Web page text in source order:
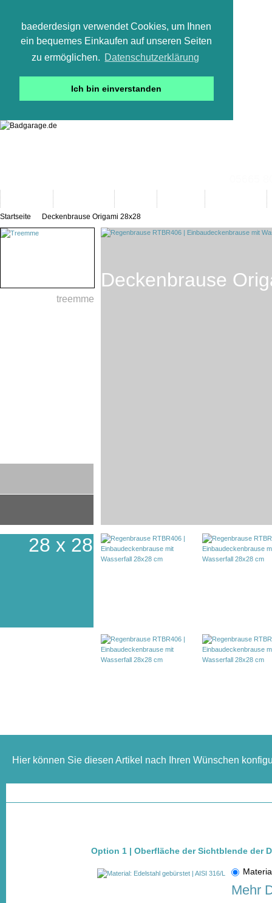
baederdesign verwendet Cookies, um Ihnen
ein bequemes Einkaufen auf unseren Seiten
zu ermöglichen. Datenschutzerklärung
Ich bin einverstanden
Startseite Deckenbrause Origami 28x28
treemme
28 x 28
Deckenbrause
Hier können Sie diesen Artikel nach Ihren Wünschen
Option 1 | Oberfläche der Sichtblende der
Mehr